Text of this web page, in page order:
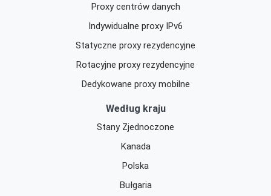
Proxy centrów danych
Indywidualne proxy IPv6
Statyczne proxy rezydencyjne
Rotacyjne proxy rezydencyjne
Dedykowane proxy mobilne
Według kraju
Stany Zjednoczone
Kanada
Polska
Bułgaria